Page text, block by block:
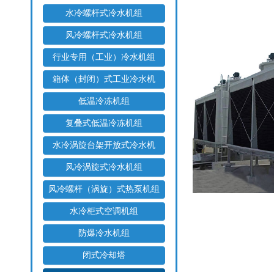
水冷螺杆式冷水机组
风冷螺杆式冷水机组
行业专用（工业）冷水机组
箱体（封闭）式工业冷水机
低温冷冻机组
复叠式低温冷冻机组
水冷涡旋台架开放式冷水机
风冷涡旋式冷水机组
风冷螺杆（涡旋）式热泵机组
水冷柜式空调机组
防爆冷水机组
闭式冷却塔